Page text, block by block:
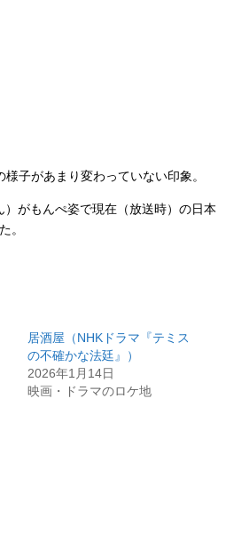
子があまり変わっていない印象。
）がもんぺ姿で現在（放送時）の日本
。
居酒屋（NHKドラマ『テミス
の不確かな法廷』）
2026年1月14日
映画・ドラマのロケ地